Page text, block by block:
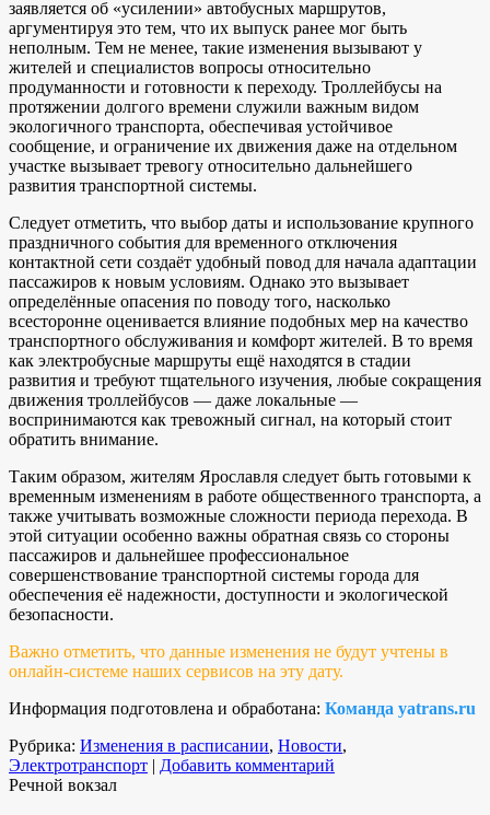
заявляется об «усилении» автобусных маршрутов,
аргументируя это тем, что их выпуск ранее мог быть
неполным. Тем не менее, такие изменения вызывают у
жителей и специалистов вопросы относительно
продуманности и готовности к переходу. Троллейбусы на
протяжении долгого времени служили важным видом
экологичного транспорта, обеспечивая устойчивое
сообщение, и ограничение их движения даже на отдельном
участке вызывает тревогу относительно дальнейшего
развития транспортной системы.
Следует отметить, что выбор даты и использование крупного
праздничного события для временного отключения
контактной сети создаёт удобный повод для начала адаптации
пассажиров к новым условиям. Однако это вызывает
определённые опасения по поводу того, насколько
всесторонне оценивается влияние подобных мер на качество
транспортного обслуживания и комфорт жителей. В то время
как электробусные маршруты ещё находятся в стадии
развития и требуют тщательного изучения, любые сокращения
движения троллейбусов — даже локальные —
воспринимаются как тревожный сигнал, на который стоит
обратить внимание.
Таким образом, жителям Ярославля следует быть готовыми к
временным изменениям в работе общественного транспорта, а
также учитывать возможные сложности периода перехода. В
этой ситуации особенно важны обратная связь со стороны
пассажиров и дальнейшее профессиональное
совершенствование транспортной системы города для
обеспечения её надежности, доступности и экологической
безопасности.
Важно отметить, что данные изменения не будут учтены в
онлайн-системе наших сервисов на эту дату.
Информация подготовлена и обработана: Команда yatrans.ru
Рубрика: Изменения в расписании, Новости,
Электротранспорт | Добавить комментарий
Речной вокзал